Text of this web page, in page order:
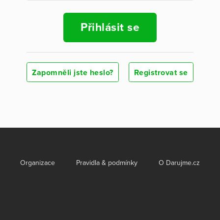
Přihlásit se
Zapomněli jste heslo? Registrovat se
Organizace Pravidla & podmínky O Darujme.cz